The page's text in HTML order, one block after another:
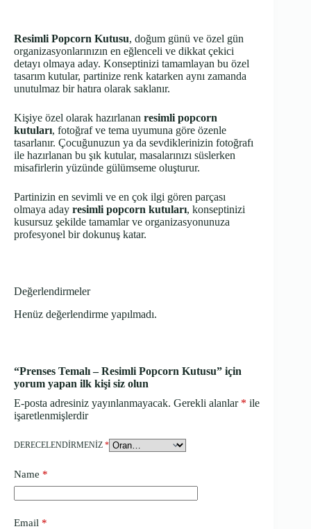
Resimli Popcorn Kutusu, doğum günü ve özel gün
organizasyonlarınızın en eğlenceli ve dikkat çekici
detayı olmaya aday. Konseptinizi tamamlayan bu özel
tasarım kutular, partinize renk katarken aynı zamanda
unutulmaz bir hatıra olarak saklanır.
Kişiye özel olarak hazırlanan resimli popcorn
kutuları, fotoğraf ve tema uyumuna göre özenle
tasarlanır. Çocuğunuzun ya da sevdiklerinizin fotoğrafı
ile hazırlanan bu şık kutular, masalarınızı süslerken
misafirlerin yüzünde gülümseme oluşturur.
Partinizin en sevimli ve en çok ilgi gören parçası
olmaya aday resimli popcorn kutuları, konseptinizi
kusursuz şekilde tamamlar ve organizasyonunuza
profesyonel bir dokunuş katar.
Değerlendirmeler
Henüz değerlendirme yapılmadı.
“Prenses Temalı – Resimli Popcorn Kutusu” için
yorum yapan ilk kişi siz olun
E-posta adresiniz yayınlanmayacak. Gerekli alanlar * ile
işaretlenmişlerdir
DERECELENDIRMENIZ *
Name *
Email *